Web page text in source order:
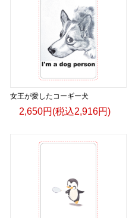
女王が愛したコーギー犬
2,650円(税込2,916円)